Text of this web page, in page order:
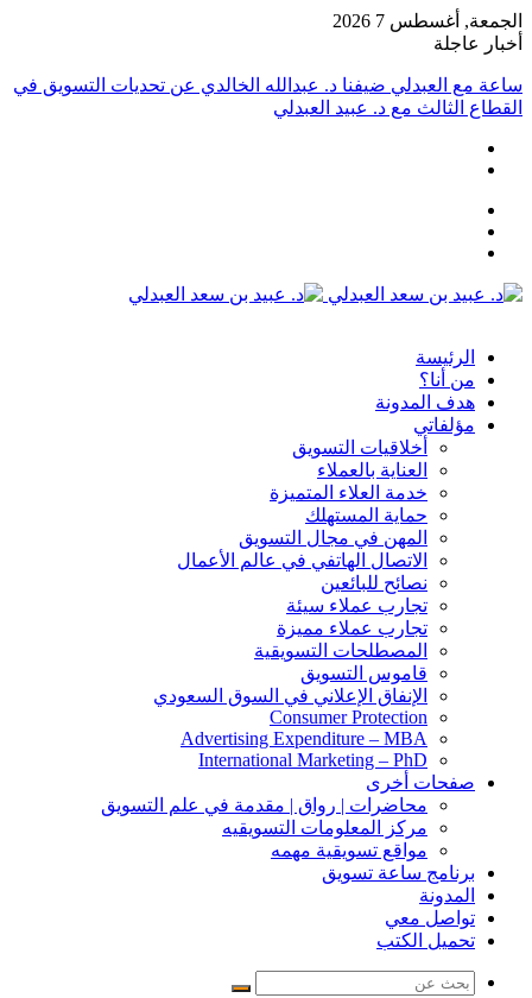
الجمعة, أغسطس 7 2026
أخبار عاجلة
ساعة مع العبدلي ضيفنا د. عبدالله الخالدي عن تحديات التسويق في
القطاع الثالث مع د. عبيد العبدلي
القائمة
الرئيسة
من أنا؟
هدف المدونة
مؤلفاتي
أخلاقيات التسويق
العناية بالعملاء
خدمة العلاء المتميزة
حماية المستهلك
المهن في مجال التسويق
الاتصال الهاتفي في عالم الأعمال
نصائح للبائعين
تجارب عملاء سيئة
تجارب عملاء مميزة
المصطلحات التسويقية
قاموس التسويق
الإنفاق الإعلاني في السوق السعودي
Consumer Protection
Advertising Expenditure – MBA
International Marketing – PhD
صفحات أخرى
محاضرات | رواق | مقدمة في علم التسويق
مركز المعلومات التسويقيه
مواقع تسويقية مهمه
برنامج ساعة تسويق
المدونة
تواصل معي
تحميل الكتب